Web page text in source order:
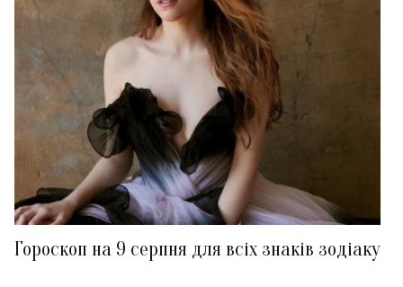
Гороскоп на 9 серпня для всіх знаків зодіаку